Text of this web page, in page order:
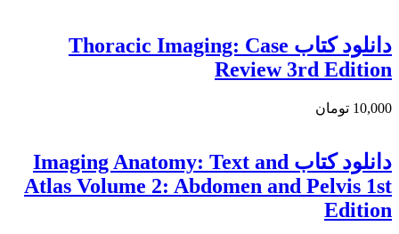
دانلود کتاب Thoracic Imaging: Case
Review 3rd Edition
10,000 تومان
دانلود كتاب Imaging Anatomy: Text and
Atlas Volume 2: Abdomen and Pelvis 1st
Edition